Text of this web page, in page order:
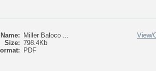
Name:
Miller Baloco ...
Size: 798.4Kb
PDF
View/